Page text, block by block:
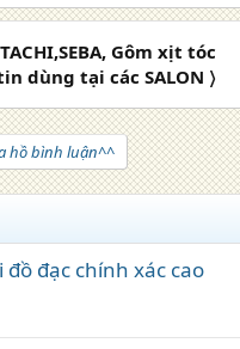
Gôm xịt tóc
dùng tại các SALON 〉
hồ bình luận^^
đạc chính xác cao